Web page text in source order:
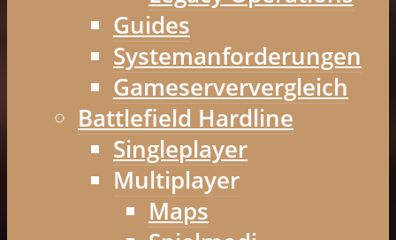
Guides
Systemanforderungen
Gameserververgleich
Battlefield Hardline
Singleplayer
Multiplayer
Maps